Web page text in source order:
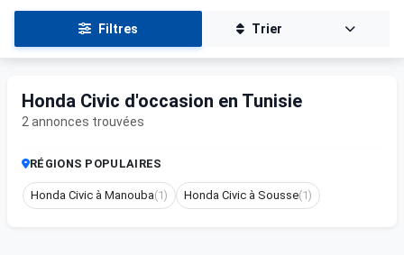
Filtres Trier
Honda Civic d'occasion en Tunisie
2 annonces trouvées
RÉGIONS POPULAIRES
Honda Civic à Manouba(1) Honda Civic à Sousse(1)